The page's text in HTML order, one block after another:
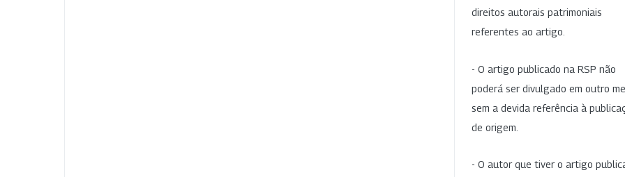
direitos autorais patrimoniais
referentes ao artigo.
- O artigo publicado na RSP não
poderá ser divulgado em outro
sem a devida referência à
de origem.
- O autor que tiver o artigo